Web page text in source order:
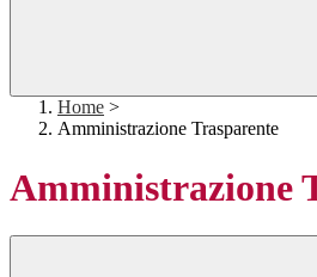
Home >
Amministrazione Trasparente
Amministrazione